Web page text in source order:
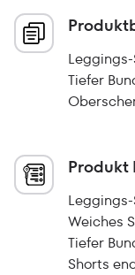
Tiefer
Produkt
Weiches
Tiefer
Shorts